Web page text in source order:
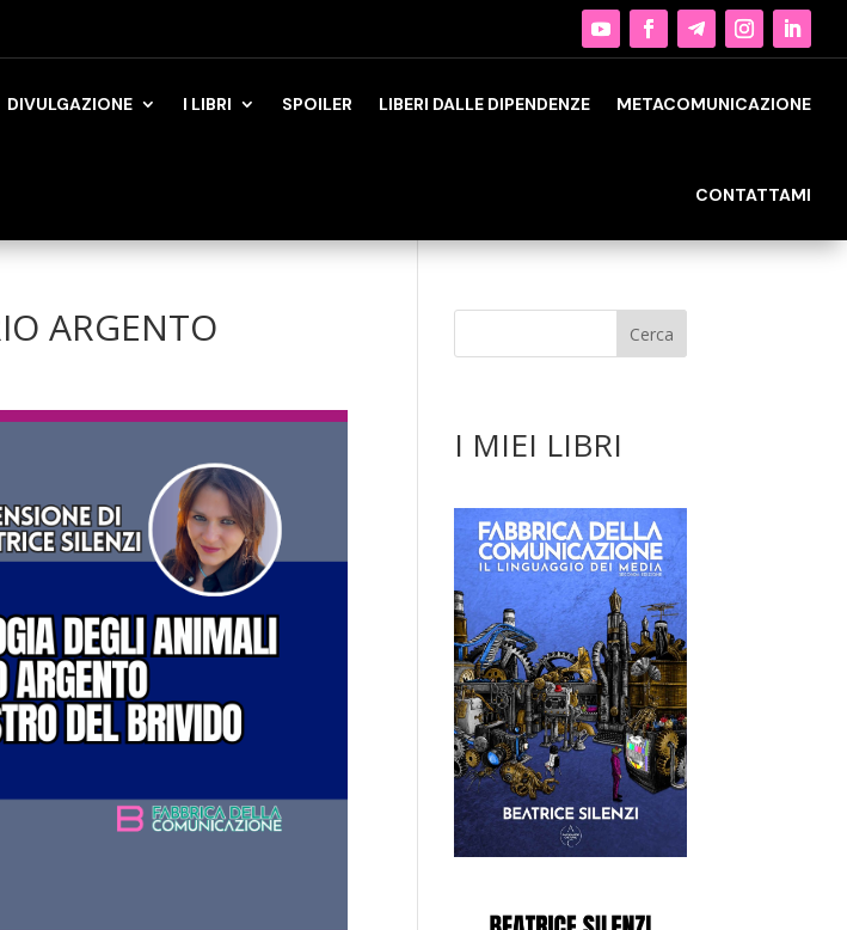
DIVULGAZIONE I LIBRI SPOILER LIBERI DALLE DIPENDENZE METACOMUNICAZIONE
CONTATTAMI
ARGENTO
I MIEI LIBRI